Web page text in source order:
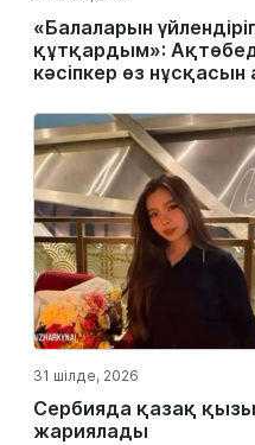
«Балаларын
құтқардым»:
кәсіпкер өз нұсқасын
31 шілде, 2026
Сербияда қазақ қызы
жариялады